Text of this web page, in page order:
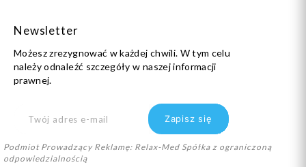
Newsletter
Możesz zrezygnować w każdej chwili. W tym celu
należy odnaleźć szczegóły w naszej informacji
prawnej.
Podmiot Prowadzący Reklamę: Relax-Med Spółka z ograniczoną
odpowiedzialnością